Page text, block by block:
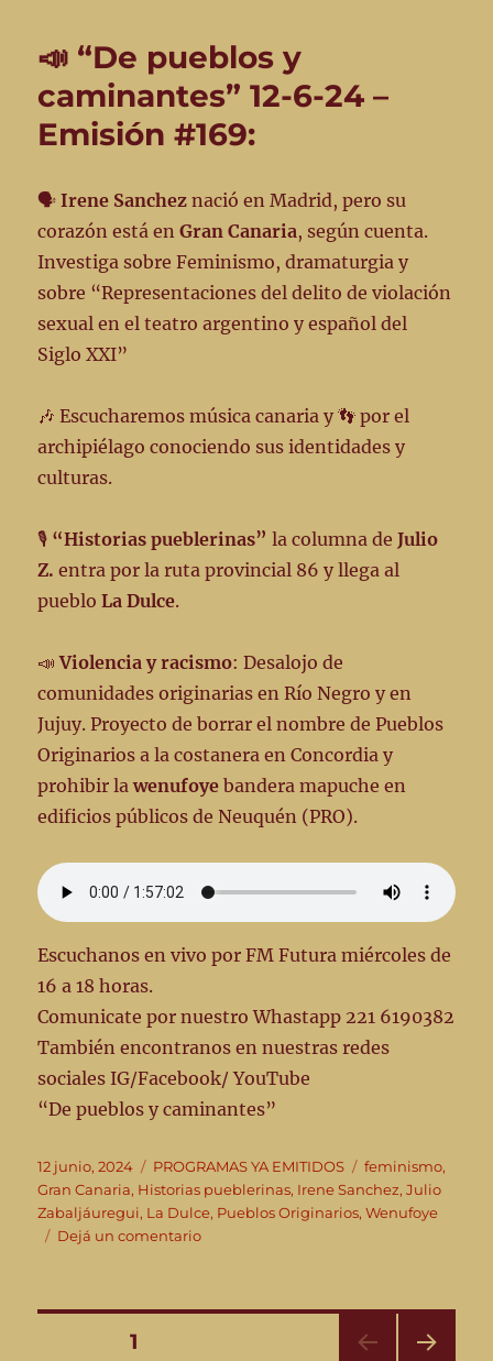
08-
su
#
177
📣 “De pueblos y
caminantes” 12-6-24 –
Emisión #169:
🗣️Irene Sanchez nació en Madrid, pero su
corazón está enGran Canaria, según cuenta.
Investiga sobre Feminismo, dramaturgia y
sobre “Representaciones del delito de violación
sexual en el teatro argentino y español del
Siglo XXI”
🎶 Escucharemos música canaria y 👣 por el
archipiélago conociendo sus identidades y
culturas.
🎙️ “Historias pueblerinas” la columna de Julio
Z. entra por la ruta provincial 86 y llega al
puebloLa Dulce.
📣Violencia y racismo: Desalojo de
comunidades originarias en Río Negro y en
Jujuy. Proyecto de borrar el nombre de Pueblos
Originarios a la costanera en Concordia y
prohibir lawenufoye bandera mapuche en
edificios públicos de Neuquén (PRO).
Escuchanos en vivo por FM Futura miércoles de
16 a 18 horas.
Comunicate por nuestro Whastapp 221 6190382
También encontranos en nuestras redes
sociales IG/Facebook/ YouTube
“De pueblos y caminantes”
Publicado
el
12 junio, 2024 Categorías
PROGRAMAS YA EMITIDOS Etiquetas
feminismo,
Gran Canaria, Historias pueblerinas, Irene Sanchez,Julio
Zabaljáuregui, La Dulce, Pueblos Originarios,Wenufoye
Dejá un comentarioen
Navegación
PÁGINA1